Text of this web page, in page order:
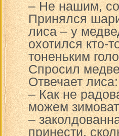
– Не нашим,
Принялся
лиса – у
охотился кто-
тоненьким
Спросил
Отвечает лиса:
– Как не
можем
–
принести,